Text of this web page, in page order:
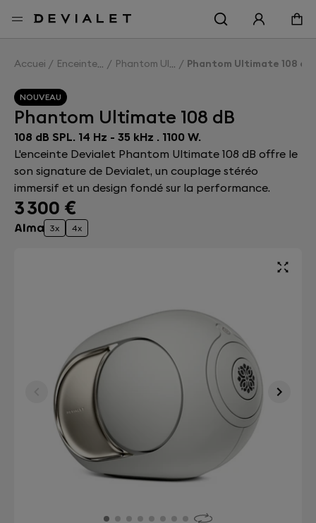
Accueil Enceintes Phantom Ultimate 108 dBPhantom Ultimate 108 dB
NOUVEAU
Phantom Ultimate 108 dB
108 dB SPL. 14 Hz - 35 kHz . 1100 W.
L'enceinte Devialet Phantom Ultimate 108 dB offre le
son signature de Devialet, un couplage stéréo
immersif et un design fondé sur la performance.
3 300 €
3x 4x